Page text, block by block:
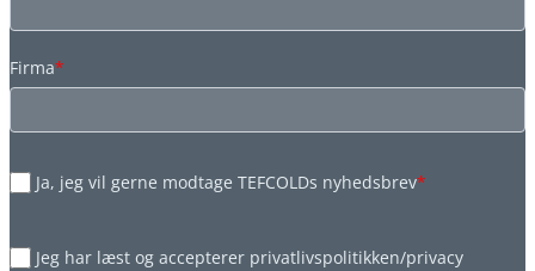
Firma*
Ja, jeg vil gerne modtage TEFCOLDs nyhedsbrev*
Jeg har læst og accepterer privatlivspolitikken/privacy